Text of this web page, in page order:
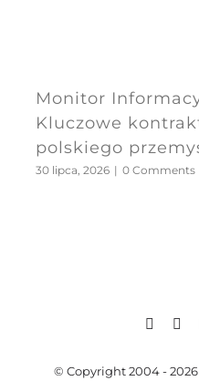
Monitor
Kluczowe
polskiego
30 lipca, 2026 | 0 Comments
© Copyright 2004 -